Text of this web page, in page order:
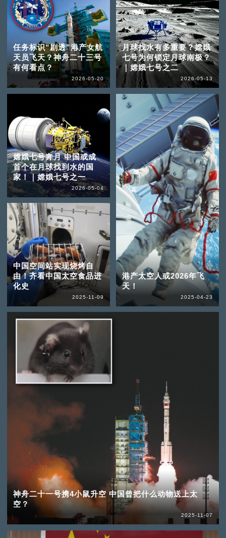
任务标识“剧透”港产女航
天员飞天？神舟二十三号
有何看点？
2026-05-20
月球找水有多重要？嫦娥
七号为何锁定月球南极？
｜嫦娥七号之二
2026-05-13
嫦娥七号奔月 中国或成
首个在月球找到水的国
家！｜嫦娥七号之一
2026-05-04
中国空间站实现烧烤自
由！齐看中国太空食品进
化史
2025-11-09
神舟二十一号携4小鼠升空 中国曾把什么动物送上太
空？
2025-11-07
港产太空人或2026年飞
天！
2025-04-23